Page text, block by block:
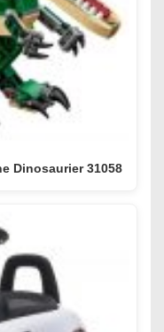
Dinosaurier 31058